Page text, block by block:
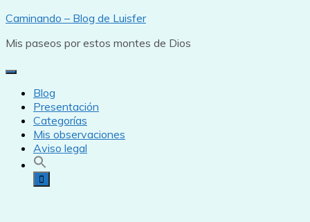
Saltar
contenido
Caminando – Blog de Luisfer
Mis paseos por estos montes de Dios
Blog
Presentación
Categorías
Mis observaciones
Aviso legal